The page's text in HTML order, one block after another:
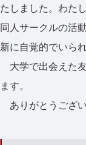
たしました。わた
同人サークルの活
新に自覚的でいら
大学で出会えた
ます。
ありがとうござい